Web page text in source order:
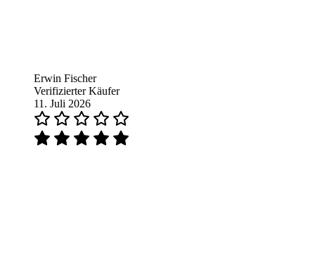
Erwin Fischer
Verifizierter Käufer
11. Juli 2026